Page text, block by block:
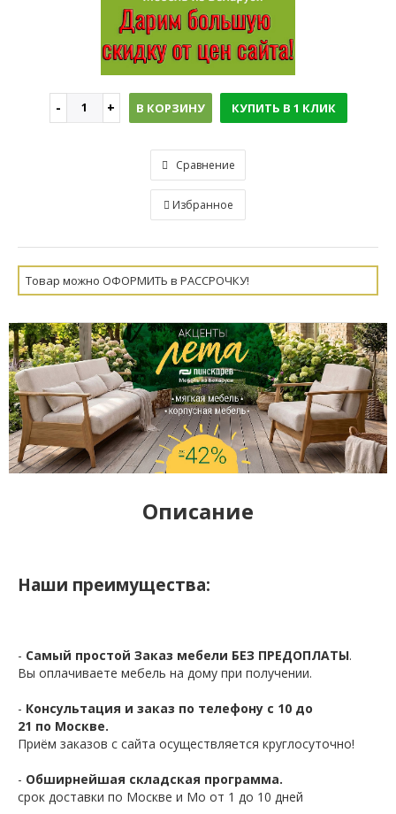
В КОРЗИНУ КУПИТЬ В 1 КЛИК
Сравнение
Избранное
Товар можно ОФОРМИТЬ в РАССРОЧКУ!
Описание
Наши преимущества:
- Самый простой Заказ мебели БЕЗ ПРЕДОПЛАТЫ.
Вы оплачиваете мебель на дому при получении.
- Консультация и заказ по телефону с 10 до
21 по Москве.
Приём заказов с сайта осуществляется круглосуточно!
- Обширнейшая складская программа.
срок доставки по Москве и Мо от 1 до 10 дней